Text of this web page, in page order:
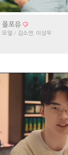
올포유
모델 / 김소연, 이상우